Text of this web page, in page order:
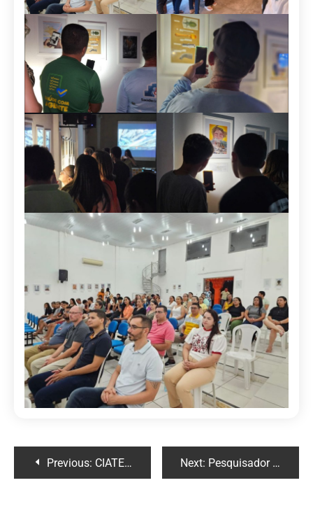
Previous: CIATEN realiza evento em Buriti dos Montes sobre Sínteses de Evidências de Doenças de Chagas Next: Pesquisador do CIATEN e participantes do SAMU/Piauí participam de reunião técnica na Escola de Trânsito do DETRAN-PI